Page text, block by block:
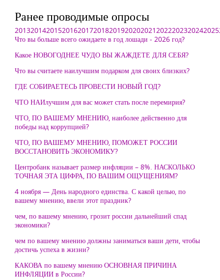
Ранее проводимые опросы
2013201420152016201720182019202020212022202320242025
Что вы больше всего ожидаете в год лошади - 2026 год?
Какое НОВОГОДНЕЕ ЧУДО ВЫ ЖАЖДЕТЕ ДЛЯ СЕБЯ?
Что вы считаете наилучшим подарком для своих близких?
ГДЕ СОБИРАЕТЕСЬ ПРОВЕСТИ НОВЫЙ ГОД?
ЧТО НАИлучшим для вас может стать после перемирия?
ЧТО, ПО ВАШЕМУ МНЕНИЮ, наиболее действенно для
победы над коррупцией?
ЧТО, ПО ВАШЕМУ МНЕНИЮ, ПОМОЖЕТ РОССИИ
ВОССТАНОВИТЬ ЭКОНОМИКУ?
Центробанк называет размер инфляции – 8%. НАСКОЛЬКО
ТОЧНАЯ ЭТА ЦИФРА, ПО ВАШИМ ОЩУЩЕНИЯМ?
4 ноября — День народного единства. С какой целью, по
вашему мнению, ввели этот праздник?
чем, по вашему мнению, грозит россии дальнейший спад
экономики?
чем по вашему мнению должны заниматься ваши дети, чтобы
достичь успеха в жизни?
КАКОВА по вашему мнению ОСНОВНАЯ ПРИЧИНА
ИНФЛЯЦИИ в России?